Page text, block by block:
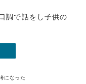
調で話をし子供の
になった